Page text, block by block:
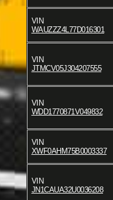
VIN
WAUZZZ4L77D016301
VIN
JTMCV05J304207555
VIN
WDD1770871V049832
VIN
XWF0AHM75B0003337
VIN
JN1CAUA32U0036208